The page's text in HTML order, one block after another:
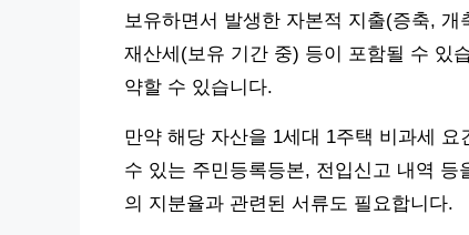
보유하면서 발생한 자본적 지출(증축,
재산세(보유 기간 중) 등이 포함될 수 있
약할 수 있습니다.
만약 해당 자산을 1세대 1주택 비과세
수 있는 주민등록등본, 전입신고 내역
의 지분율과 관련된 서류도 필요합니다.